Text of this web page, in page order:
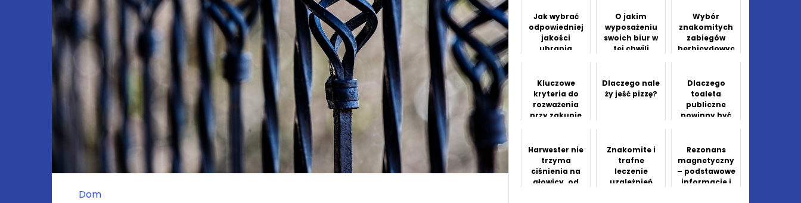
Dom
Jak wybrać
odpowiedniej
jakości
ubrania
O jakim
wyposażeniu
swoich biur w
tej chwili
Wybór
znakomitych
zabiegów
herbicydowyc
Kluczowe
kryteria do
rozważenia
przy zakupie
Dlaczego nale
ży jeść pizzę?
Dlaczego
toaleta
publiczne
powinny być
miastach
Harwester nie
trzyma
ciśnienia na
głowicy. od
Znakomite i
trafne
leczenie
uzależnień
Rezonans
magnetyczny
– podstawowe
informacje i